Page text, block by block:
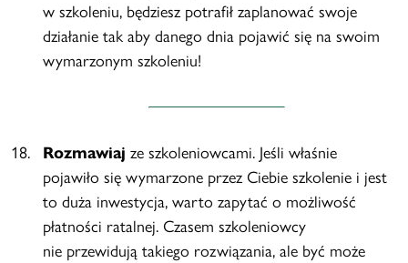
w szkoleniu, będziesz potrafił zaplanować swoje
działanie tak aby danego dnia pojawić się na swoim
wymarzonym szkoleniu!
Rozmawiaj ze szkoleniowcami. Jeśli właśnie
pojawiło się wymarzone przez Ciebie szkolenie i jest
to duża inwestycja, warto zapytać o możliwość
płatności ratalnej. Czasem szkoleniowcy
nie przewidują takiego rozwiązania, ale być może